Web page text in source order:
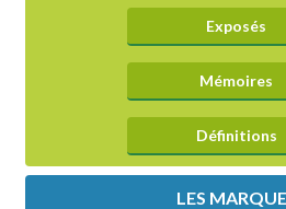
Exposés
Mémoires
Définitions
LES